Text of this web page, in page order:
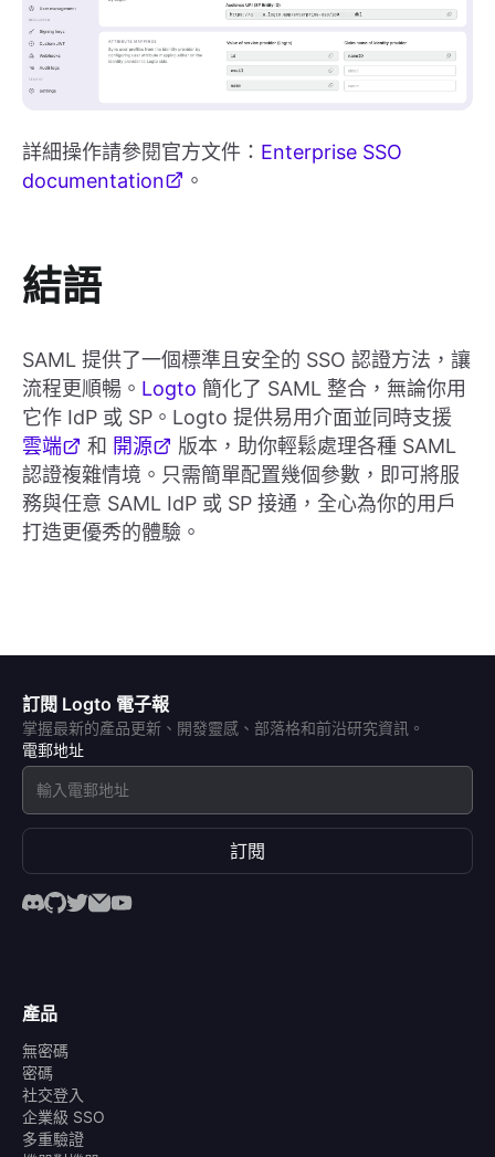
詳細操作請參閱官方文件： Enterprise SSO
documentation
。
結語
SAML 提供了一個標準且安全的 SSO 認證方法，讓
流程更順暢。 Logto 簡化了 SAML 整合，無論你用
它作 IdP 或 SP。Logto 提供易用介面並同時支援
雲端
和 開源
版本，助你輕鬆處理各種 SAML
認證複雜情境。只需簡單配置幾個參數，即可將服
務與任意 SAML IdP 或 SP 接通，全心為你的用戶
打造更優秀的體驗。
訂閱 Logto 電子報
掌握最新的產品更新、開發靈感、部落格和前沿研究資訊。
電郵地址
訂閱
產品
無密碼
密碼
社交登入
企業級 SSO
多重驗證